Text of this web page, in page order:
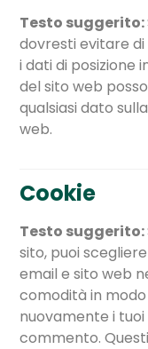
Testo suggerito:
dovresti evitare
i dati di posizione
del sito web
qualsiasi dato
web.
Cookie
Testo suggerito:
sito, puoi
email e sito web
comodità in
nuovamente i
commento.